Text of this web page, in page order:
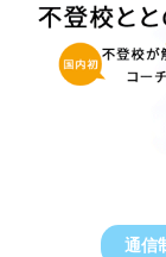
通信